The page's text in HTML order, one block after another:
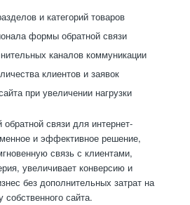
и категорий товаров
формы обратной связи
каналов коммуникации
клиентов и заявок
при увеличении нагрузки
связи для интернет-
и эффективное решение,
связь с клиентами,
увеличивает конверсию и
без дополнительных затрат на
собственного сайта.